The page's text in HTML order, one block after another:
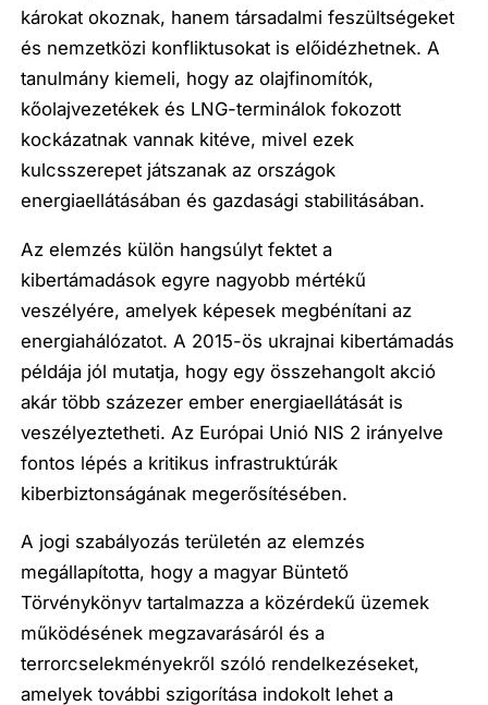
károkat okoznak, hanem társadalmi feszültségeket
és nemzetközi konfliktusokat is előidézhetnek. A
tanulmány kiemeli, hogy az olajfinomítók,
kőolajvezetékek és LNG-terminálok fokozott
kockázatnak vannak kitéve, mivel ezek
kulcsszerepet játszanak az országok
energiaellátásában és gazdasági stabilitásában.
Az elemzés külön hangsúlyt fektet a
kibertámadások egyre nagyobb mértékű
veszélyére, amelyek képesek megbénítani az
energiahálózatot. A 2015-ös ukrajnai kibertámadás
példája jól mutatja, hogy egy összehangolt akció
akár több százezer ember energiaellátását is
veszélyeztetheti. Az Európai Unió NIS 2 irányelve
fontos lépés a kritikus infrastruktúrák
kiberbiztonságának megerősítésében.
A jogi szabályozás területén az elemzés
megállapította, hogy a magyar Büntető
Törvénykönyv tartalmazza a közérdekű üzemek
működésének megzavarásáról és a
terrorcselekményekről szóló rendelkezéseket,
amelyek további szigorítása indokolt lehet a